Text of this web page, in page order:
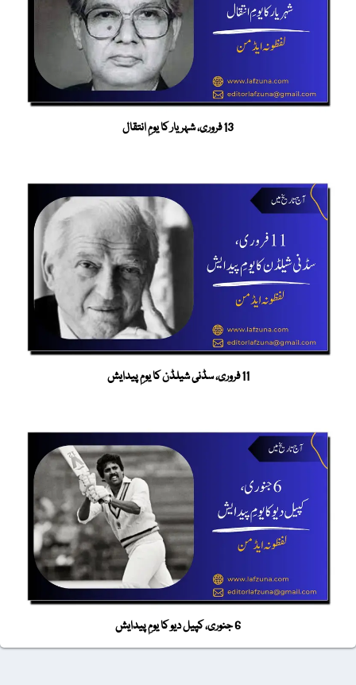
13 فروری، شہریار کا یومِ انتقال
11 فروری، سڈنی شیلڈن کا یومِ پیدایش
6 جنوری، کپیل دیو کا یومِ پیدایش